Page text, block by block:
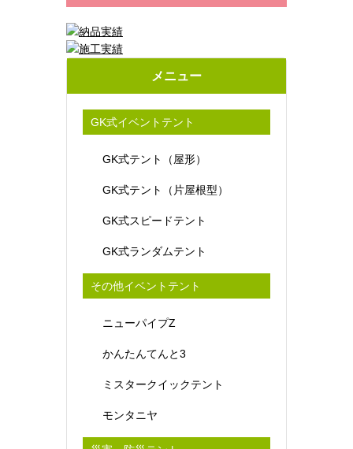
メニュー
GK式イベントテント
GK式テント（屋形）
GK式テント（片屋根型）
GK式スピードテント
GK式ランダムテント
その他イベントテント
ニューパイプZ
かんたんてんと3
ミスタークイックテント
モンタニヤ